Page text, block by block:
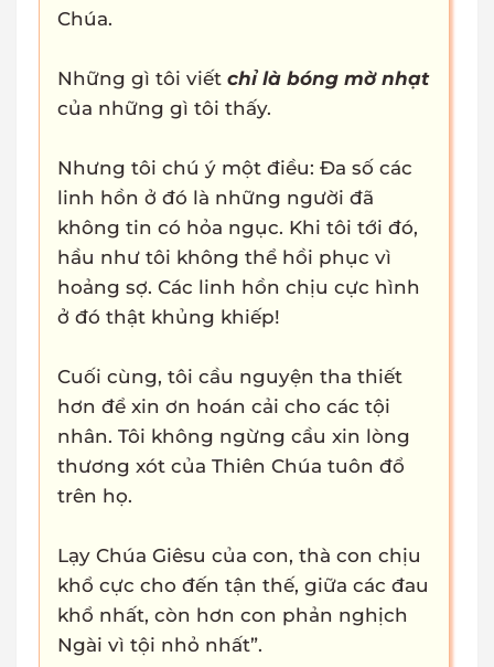
Chúa.
Những gì tôi viết chỉ là bóng mờ nhạt
của những gì tôi thấy.
Nhưng tôi chú ý một điều: Đa số các
linh hồn ở đó là những người đã
không tin có hỏa ngục. Khi tôi tới đó,
hầu như tôi không thể hồi phục vì
hoảng sợ. Các linh hồn chịu cực hình
ở đó thật khủng khiếp!
Cuối cùng, tôi cầu nguyện tha thiết
hơn để xin ơn hoán cải cho các tội
nhân. Tôi không ngừng cầu xin lòng
thương xót của Thiên Chúa tuôn đổ
trên họ.
Lạy Chúa Giêsu của con, thà con chịu
khổ cực cho đến tận thế, giữa các đau
khổ nhất, còn hơn con phản nghịch
Ngài vì tội nhỏ nhất”.